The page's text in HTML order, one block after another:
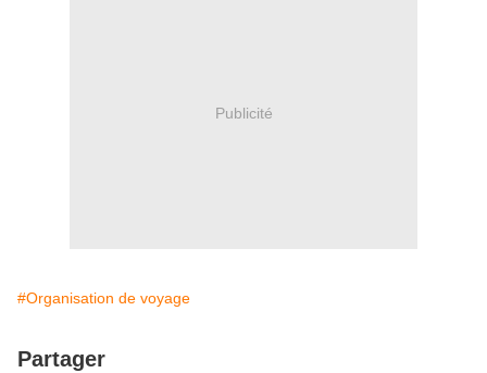
Publicité
#Organisation de voyage
Partager